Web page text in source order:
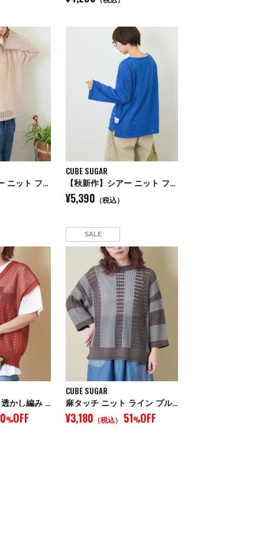
【秋新作】シアー ニット フレアスリーブ プルオーバー
CUBE SUGAR
【秋新作】シアー ニット フレアスリーブ プルオーバー
¥5,390 （税込）
麻タッチ ニット 透かし編み Vネック ベスト
%OFF
SALE
CUBE SUGAR
麻タッチ ニット ライン プルオーバー
¥3,180 （税込） 51%OFF